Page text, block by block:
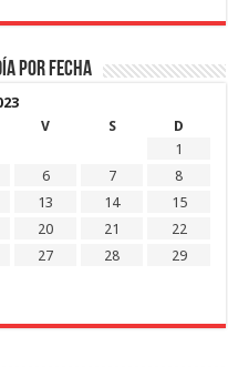
por fecha
V S
D
1
6 7
8
13 14
15
20 21
22
27 28
29